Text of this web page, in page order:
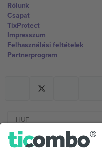
Rólunk
Csapat
TixProtect
Impresszum
Felhasználási feltételek
Partnerprogram